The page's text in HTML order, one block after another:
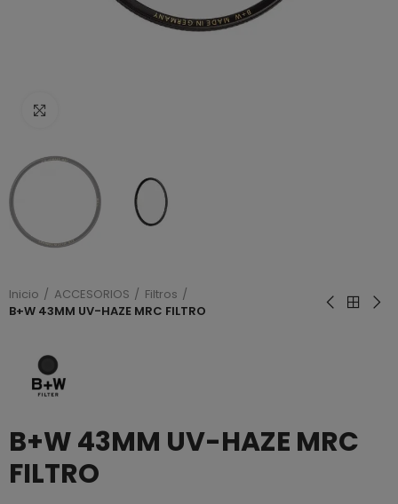
Inicio ACCESORIOS
Filtros
B+W 43MM UV-HAZE MRC FILTRO
B+W 43MM UV-HAZE MRC
FILTRO